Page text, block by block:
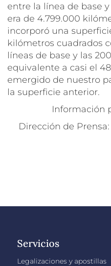
entre la línea de base
era de 4.799.000
incorporó una
kilómetros cuadrados
líneas de base y las
equivalente a casi el
emergido de nuestro
la superficie anterior.
Información
Dirección de Prensa:
Servicios
Legalizaciones y apostillas